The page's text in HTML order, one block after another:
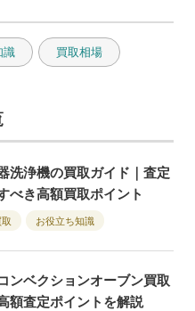
識 買取相場
洗浄機の買取ガイド｜査定
べき高額買取ポイント
お役立ち知識
ンベクションオーブン買取
額査定ポイントを解説